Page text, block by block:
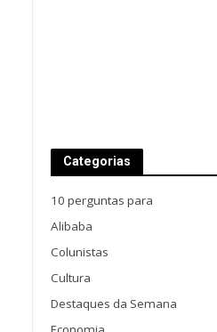
Categorias
10 perguntas para
Alibaba
Colunistas
Cultura
Destaques da Semana